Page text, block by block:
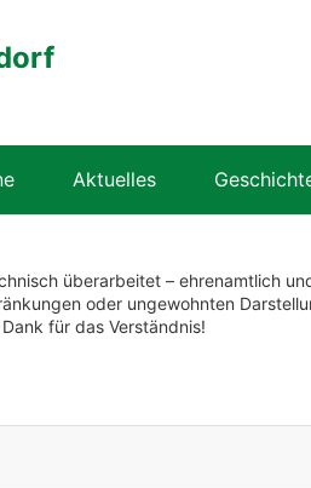
Aktuelles
überarbeitet – ehrenamtlich
oder ungewohnten
Dank für das Verständnis!